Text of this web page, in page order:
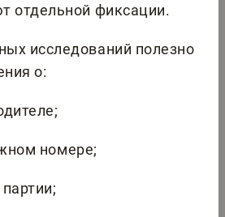
отдельной фиксации.
исследований полезно
о:
номере;